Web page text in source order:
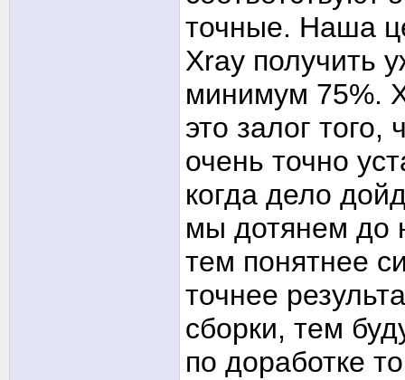
точные. Наша
Xray получить
минимум 75%.
это залог того,
очень точно
когда дело
мы дотянем до
тем понятнее
точнее
сборки, тем
по доработке